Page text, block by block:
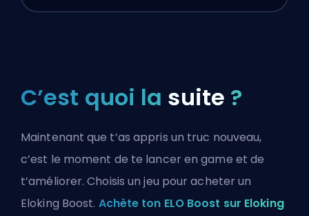
C’est quoi la suite ?
Maintenant que t’as appris un truc nouveau,
c’est le moment de te lancer en game et de
t’améliorer. Choisis un jeu pour acheter un
Eloking Boost. Achète ton ELO Boost sur Eloking